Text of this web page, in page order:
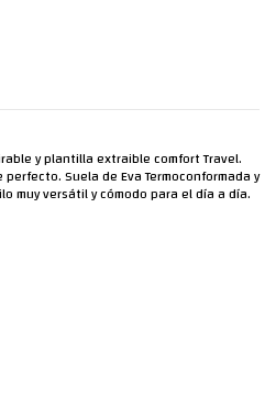
y plantilla extraible comfort Travel.
Suela de Eva Termoconformada y
muy versátil y cómodo para el día a día.